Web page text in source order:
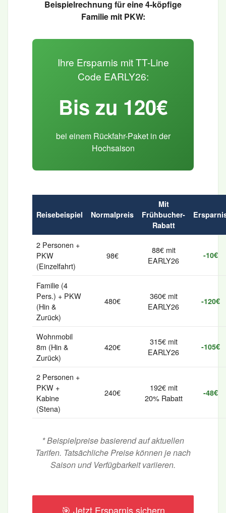
Beispielrechnung für eine 4-köpfige
Familie mit PKW:
Ihre Ersparnis mit TT-Line
Code EARLY26:
Bis zu 120€
bei einem Rückfahr-Paket in der
Hochsaison
Reisebeispiel Normalpreis
Mit
Frühbucher-
Rabatt
2 Personen +
PKW
(Einzelfahrt)
98€
88€ mit
EARLY26
-10€
Familie (4
Pers.) + PKW
(Hin &
Zurück)
480€
360€ mit
EARLY26
-120€
Wohnmobil
8m (Hin &
Zurück)
420€
315€ mit
EARLY26
-105€
2 Personen +
PKW +
Kabine
(Stena)
240€
192€ mit
20% Rabatt
-48€
* Beispielpreise basierend auf aktuellen
Tarifen. Tatsächliche Preise können je nach
Saison und Verfügbarkeit variieren.
🎯 Jetzt Ersparnis sichern